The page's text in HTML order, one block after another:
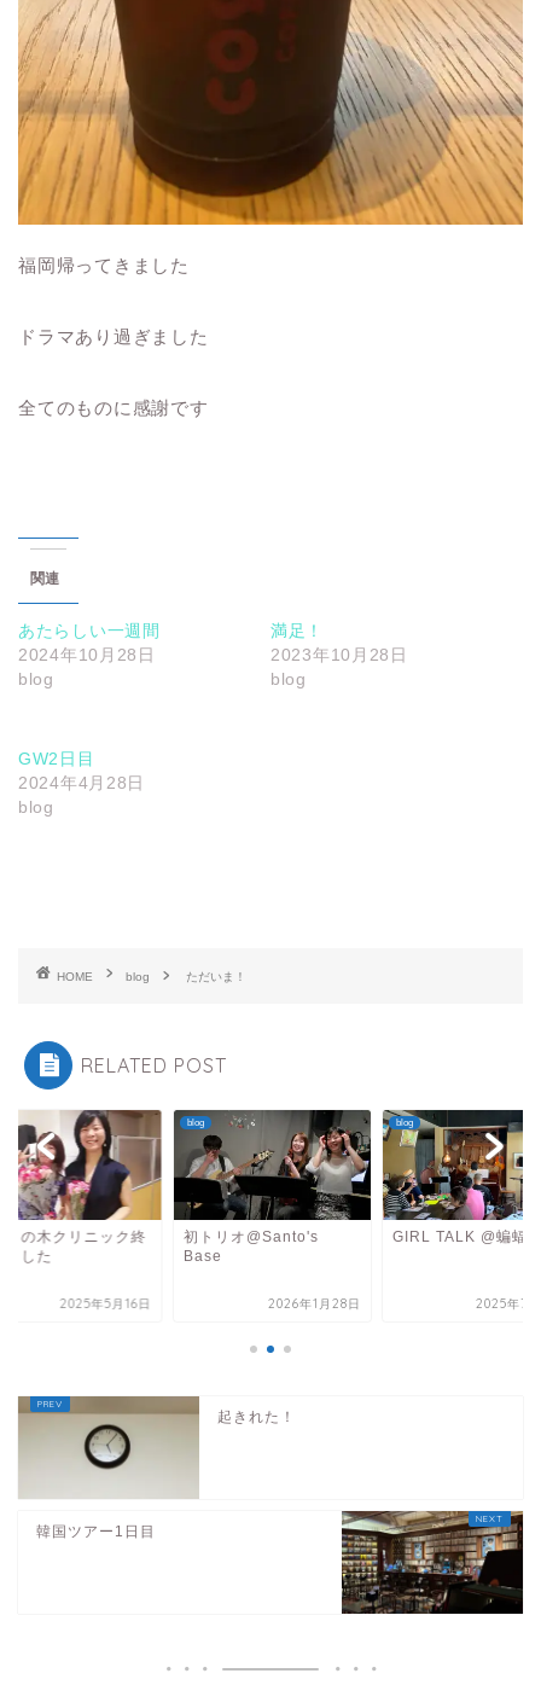
福岡帰ってきました
ドラマあり過ぎました
全てのものに感謝です
関連
あたらしい一週間
2024年10月28日
blog
満足！
2023年10月28日
blog
GW2日目
2024年4月28日
blog
HOME blog ただいま！
RELATED POST
うの木クリニック終
ました
2025年5月16日
blog
初トリオ@Santo's
Base
2026年1月28日
blog
GIRL TALK @蝙蝠
2025年7
起きれた！
韓国ツアー1日目